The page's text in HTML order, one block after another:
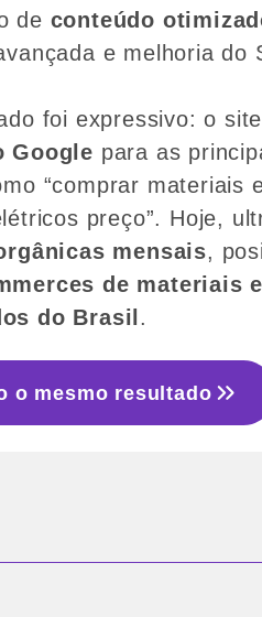
de conteúdo
e melhoria do
foi expressivo: o
Google para as
“comprar materiais
preço”. Hoje,
mensais,
de materiais
do Brasil .
o mesmo resultado